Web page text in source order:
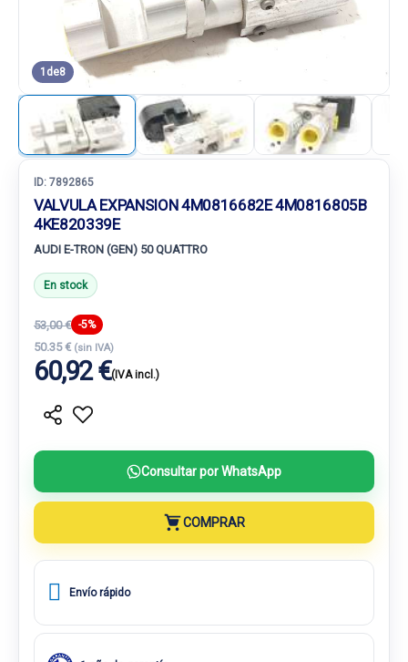
1 de8
ID: 7892865
VALVULA EXPANSION 4M0816682E 4M0816805B
4KE820339E
AUDI E-TRON (GEN) 50 QUATTRO
En stock
53,00 € -5%
50.35 € (sin IVA)
60,92 €(IVA incl.)
Consultar por WhatsApp
COMPRAR
Envío rápido